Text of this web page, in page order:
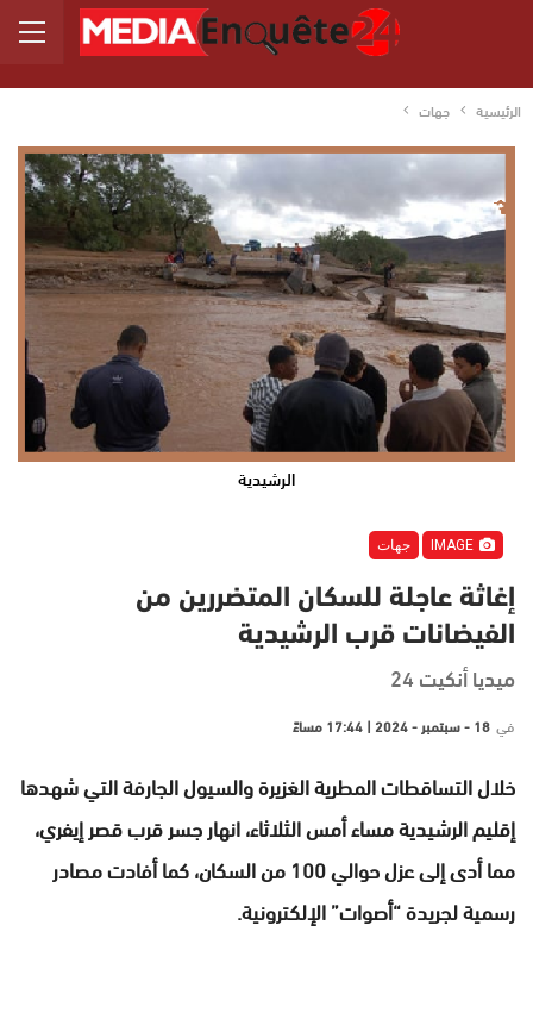
الرئيسية جهات
الرشيدية
جهات
إغاثة عاجلة للسكان المتضررين من
الفيضانات قرب الرشيدية
ميديا أنكيت 24
في 18 - سبتمبر - 2024 | 17:44 مساءً
خلال التساقطات المطرية الغزيرة والسيول الجارفة التي شهدها
إقليم الرشيدية مساء أمس الثلاثاء، انهار جسر قرب قصر إيفري،
مما أدى إلى عزل حوالي 100 من السكان، كما أفادت مصادر
رسمية لجريدة “أصوات” الإلكترونية.